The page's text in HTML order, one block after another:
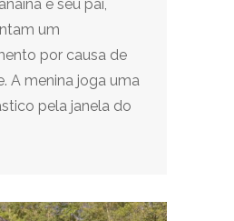
e seu pai,
um
por causa de
A menina joga uma
pela janela do